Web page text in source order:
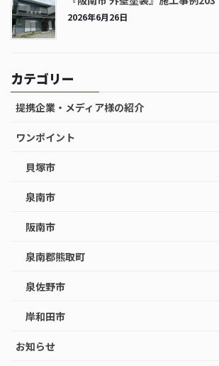
2026年6月26日
カテゴリー
提携企業・メディア様の紹介
ワンポイント
貝塚市
泉南市
阪南市
泉南郡熊取町
泉佐野市
岸和田市
お知らせ